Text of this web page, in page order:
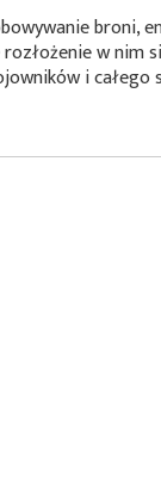
broni,
w nim
i